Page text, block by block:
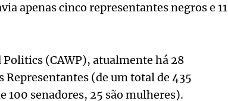
apenas cinco representantes negros e 11
(CAWP), atualmente há 28
Representantes (de um total de 435
100 senadores, 25 são mulheres).